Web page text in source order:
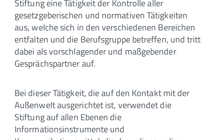
Stiftung eine Tätigkeit der Kontrolle aller
gesetzgeberischen und normativen Tätigkeiten
aus, welche sich in den verschiedenen Bereichen
entfalten und die Berufsgruppe betreffen, und tritt
dabei als vorschlagender und maßgebender
Gesprächspartner auf.
Bei dieser Tätigkeit, die auf den Kontakt mit der
Außenwelt ausgerichtet ist, verwendet die
Stiftung auf allen Ebenen die
Informationsinstrumente und